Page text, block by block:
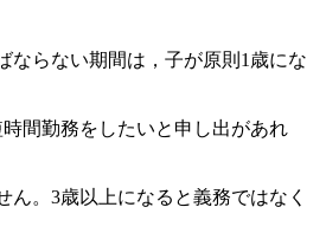
ならない期間は，子が原則1歳にな
間勤務をしたいと申し出があれ
ん。3歳以上になると義務ではなく